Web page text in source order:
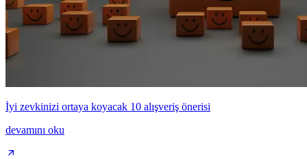
İyi zevkinizi ortaya koyacak 10 alışveriş önerisi
devamını oku